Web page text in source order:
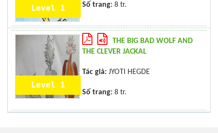
Level 1 Số trang: 8 tr.
Level 1
THE BIG BAD WOLF AND
THE CLEVER JACKAL
Tác giả: JYOTI HEGDE
Số trang: 8 tr.